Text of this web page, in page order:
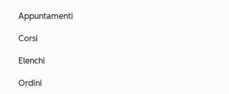
Appuntamenti
Corsi
Elenchi
Ordini